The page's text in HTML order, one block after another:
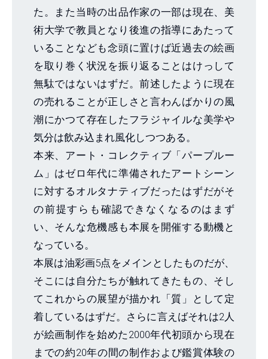
た。また当時の出品作家の一部は現在、美
術大学で教員となり後進の指導にあたって
いることなども念頭に置けば近過去の絵画
を取り巻く状況を振り返ることはけっして
無駄ではないはずだ。前述したように現在
の売れることが正しさと言わんばかりの風
潮にかつて存在したフラジャイルな美学や
気分は飲み込まれ風化しつつある。
本来、アート・コレクティブ「パープルー
ム」はゼロ年代に準備されたアートシーン
に対するオルタナティブだったはずだがそ
の前提すらも確認できなくなるのはまず
い、そんな危機感も本展を開催する動機と
なっている。
本展は油彩画5点をメインとしたものだが、
そこには自分たちが触れてきたもの、そし
てこれからの展望が描かれ「質」として定
着しているはずだ。さらに言えばそれは2人
が絵画制作を始めた2000年代初頭から現在
までの約20年の間の制作および鑑賞体験の